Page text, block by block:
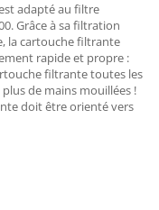
adapté au filtre
Grâce à sa filtration
la cartouche filtrante
rapide et propre :
filtrante toutes les
de mains mouillées !
doit être orienté vers